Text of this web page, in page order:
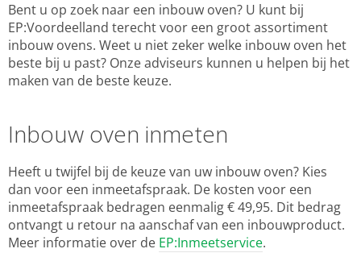
Bent u op zoek naar een inbouw oven? U kunt bij
EP:Voordeelland terecht voor een groot assortiment
inbouw ovens. Weet u niet zeker welke inbouw oven het
beste bij u past? Onze adviseurs kunnen u helpen bij het
maken van de beste keuze.
Inbouw oven inmeten
Heeft u twijfel bij de keuze van uw inbouw oven? Kies
dan voor een inmeetafspraak. De kosten voor een
inmeetafspraak bedragen eenmalig € 49,95. Dit bedrag
ontvangt u retour na aanschaf van een inbouwproduct.
Meer informatie over de EP:Inmeetservice.